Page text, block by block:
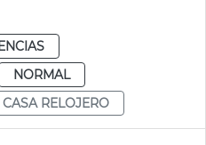
NORMAL
CASA RELOJERO